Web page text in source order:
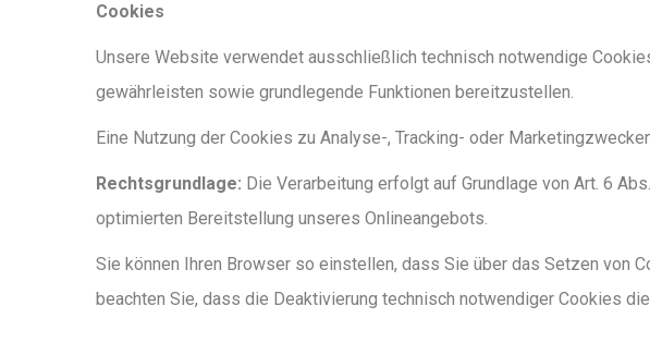
Cookies
Unsere Website verwendet ausschließlich technisch notwendige
gewährleisten sowie grundlegende Funktionen bereitzustellen.
Eine Nutzung der Cookies zu Analyse-, Tracking- oder
Rechtsgrundlage: Die Verarbeitung erfolgt auf Grundlage von Art. 6
optimierten Bereitstellung unseres Onlineangebots.
Sie können Ihren Browser so einstellen, dass Sie über das Setzen von
beachten Sie, dass die Deaktivierung technisch notwendiger Cookies